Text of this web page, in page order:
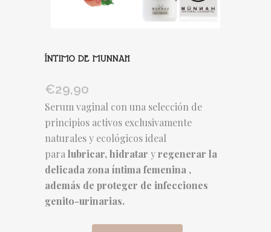
ÍNTIMO DE MUNNAH
€29,90
Serum vaginal con una selección de
principios activos exclusivamente
naturales y ecológicos ideal
para lubricar, hidratar yregenerar la
delicada zona íntima femenina ,
además de proteger de infecciones
genito-urinarias.